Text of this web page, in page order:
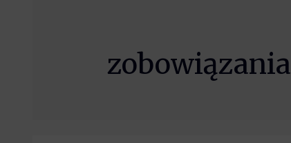
zobowiązania